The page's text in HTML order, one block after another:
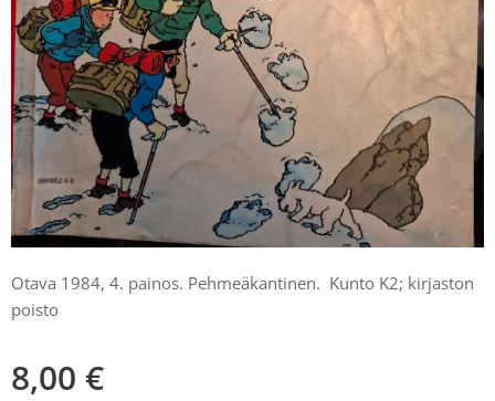
Otava 1984, 4. painos. Pehmeäkantinen. Kunto K2; kirjaston
poisto
8,00 €